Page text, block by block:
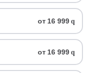
от 16 999 q
от 16 999 q